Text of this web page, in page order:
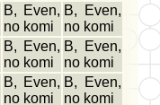
B, Even,
no komi
B, Even,
no komi
B, Even,
no komi
B, Even,
no komi
B, Even,
no komi
B, Even,
no komi